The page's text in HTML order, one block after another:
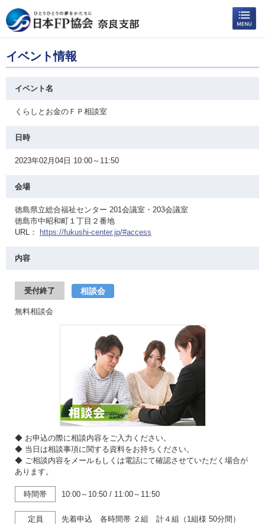
イベント情報
イベント名
くらしとお金のＦＰ相談室
日時
2023年02月04日 10:00～11:50
会場
徳島県立総合福祉センター 201会議室・203会議室
徳島市中昭和町１丁目２番地
URL：
https://fukushi-center.jp/#access
内容
受付終了 相談会
無料相談会
◆ お申込の際に相談内容をご入力ください。
◆ 当日は相談事項に関する資料をお持ちください。
◆ ご相談内容をメールもしくは電話にて確認させていただく場合が
あります。
時間帯 10:00～10:50 / 11:00～11:50
定員 先着申込 各時間帯 ２組 計４組（1組様 50分間）